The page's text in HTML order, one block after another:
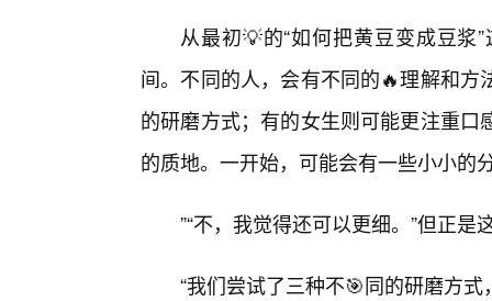
从最初💡的“如何把黄豆变成豆浆
间。不同的人，会有不同的🔥理解和
的研磨方式；有的女生则可能更注重
的质地。一开始，可能会有一些小小的
”“不，我觉得还可以更细。”但正
“我们尝试了三种不🎯同的研磨方